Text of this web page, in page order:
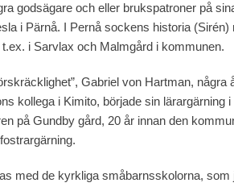
godsägare och eller brukspatroner på
i Pärnå. I Pernå sockens historia
i Sarvlax och Malmgård i kommunen.
Gabriel von Hartman, några
kollega i Kimito, började sin lärargärning
på Gundby gård, 20 år innan den
med de kyrkliga småbarnsskolorna, som